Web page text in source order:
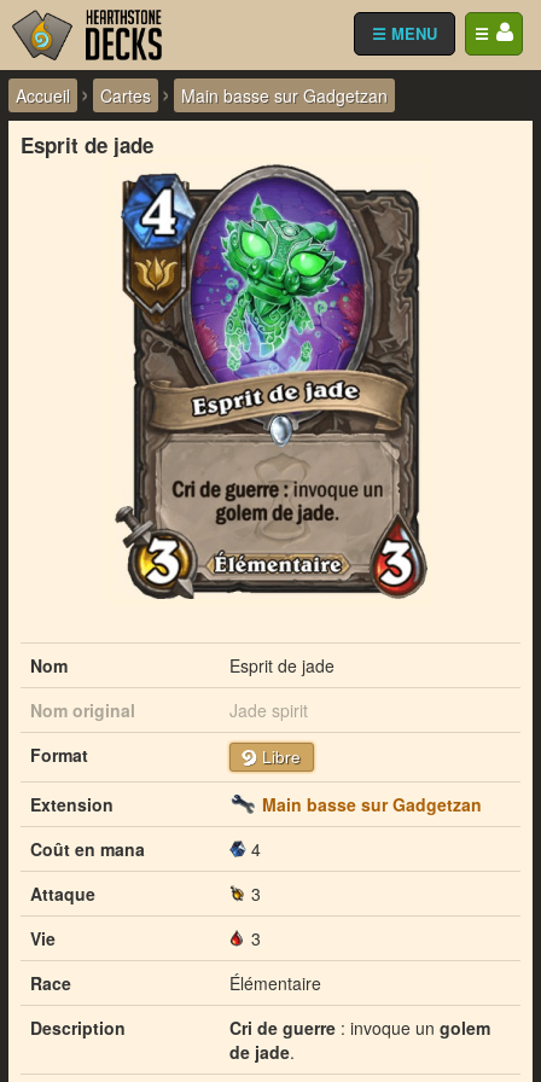
☰
☰ MENU
Accueil › Cartes › Main basse sur Gadgetzan
Esprit de jade
Nom
Esprit de jade
Nom original
Jade spirit
Format
Libre
Extension
Main basse sur Gadgetzan
Coût en mana
4
Attaque
3
Vie
3
Race
Élémentaire
Description
Cri de guerre: invoque un golem
de jade.